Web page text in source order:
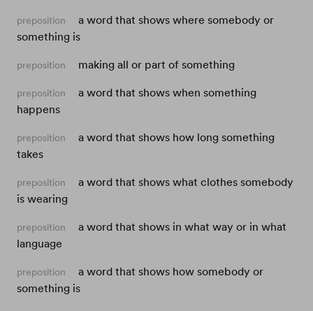
preposition
a word that shows where somebody or
something is
preposition making all or part of something
preposition
a word that shows when something
happens
preposition
a word that shows how long something
takes
preposition
a word that shows what clothes somebody
is wearing
preposition
a word that shows in what way or in what
language
preposition
a word that shows how somebody or
something is